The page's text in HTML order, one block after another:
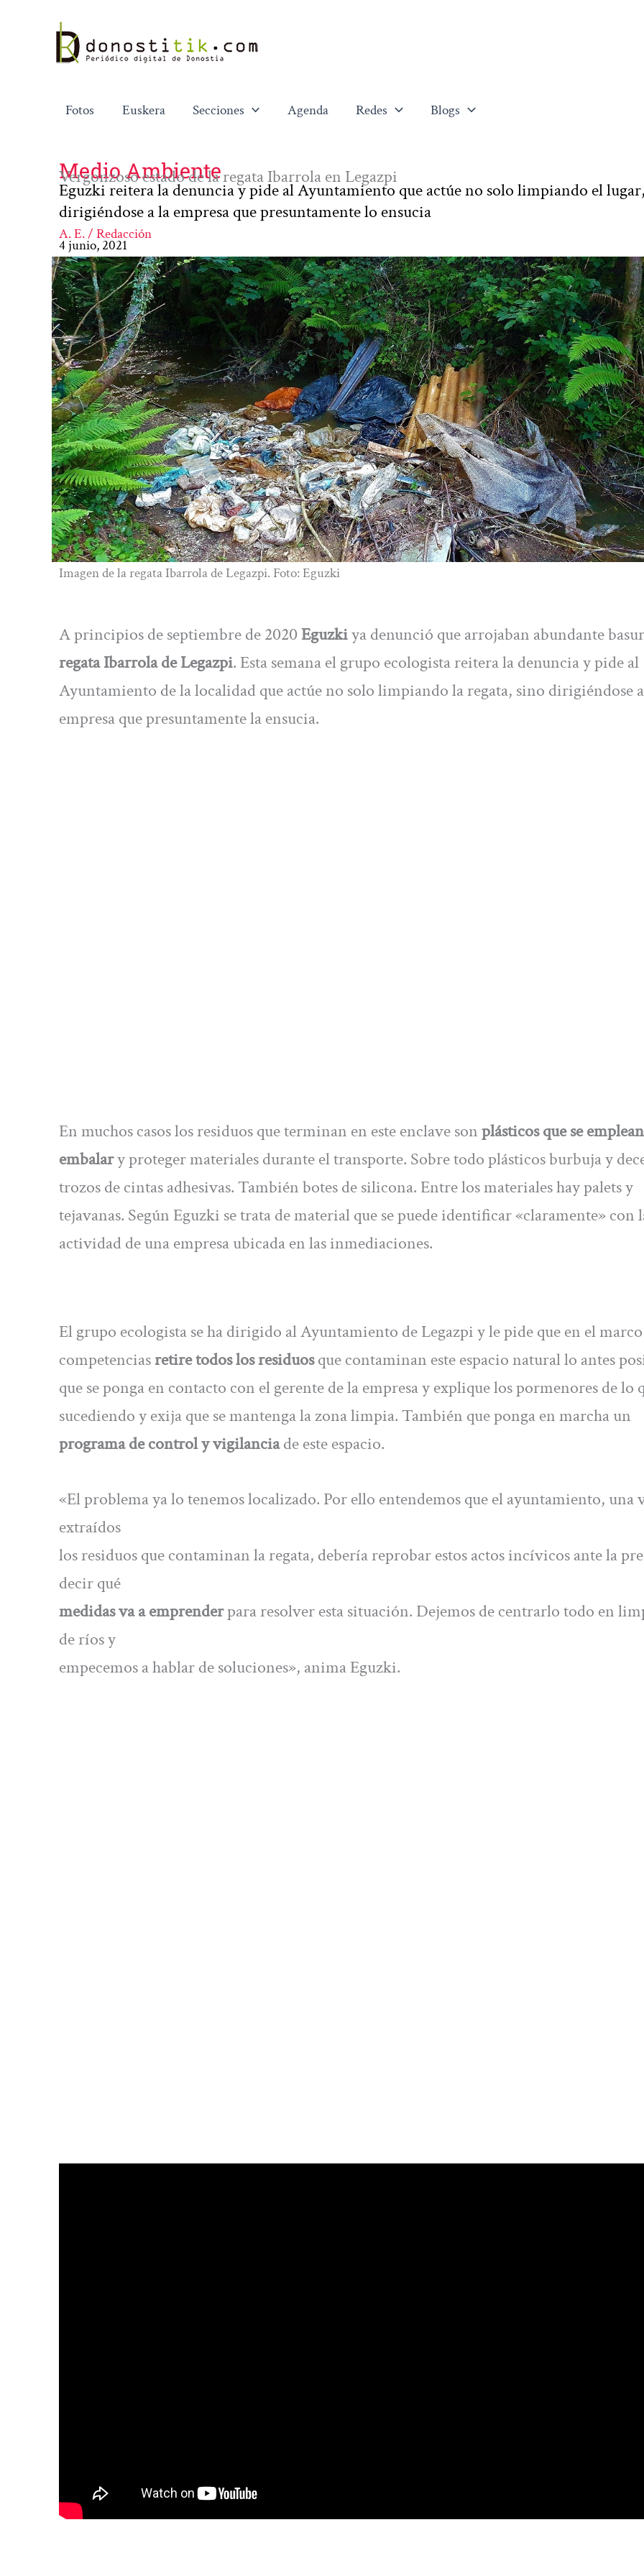
contenido
Fotos Euskera Secciones Agenda Redes Blogs
Medio Ambiente
Vergonzoso estado de la regata Ibarrola en Legazpi
Eguzki reitera la denuncia y pide al Ayuntamiento que actúe no solo limpiando el
dirigiéndose a la empresa que presuntamente lo ensucia
A. E. / Redacción
4 junio, 2021
Imagen de la regata Ibarrola de Legazpi. Foto: Eguzki
A principios de septiembre de 2020Eguzkiya denunció que arrojaban abundante
regata Ibarrola de Legazpi. Esta semana el grupo ecologista reitera la denuncia y pide al
Ayuntamiento de la localidad que actúe no solo limpiando la regata, sino dirigiéndose
empresa que presuntamente la ensucia.
En muchos casos los residuos que terminan en este enclave sonplásticos que se
embalary proteger materiales durante el transporte. Sobre todo plásticos burbuja y
trozos de cintas adhesivas. También botes de silicona. Entre los materiales hay palets y
tejavanas. Según Eguzki se trata de material que se puede identificar «claramente» con
actividad de una empresa ubicada en las inmediaciones.
El grupo ecologista se ha dirigido al Ayuntamiento de Legazpi y le pide que en el marco
competenciasretire todos los residuosque contaminan este espacio natural lo antes
que se ponga en contacto con el gerente de la empresa y explique los pormenores de lo
sucediendo y exija que se mantenga la zona limpia. También que ponga en marcha un
programa de control y vigilanciade este espacio.
«El problema ya lo tenemos localizado. Por ello entendemos que el ayuntamiento, una
extraídos
los residuos que contaminan la regata, debería reprobar estos actos incívicos ante la
decir qué
medidas va a emprenderpara resolver esta situación. Dejemos de centrarlo todo en
de ríos y
empecemos a hablar de soluciones», anima Eguzki.